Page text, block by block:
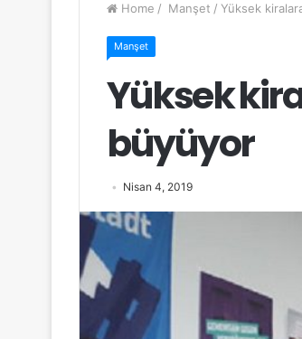
Home / Manşet / Yüksek
Manşet
Yüksek
büyüyor
Nisan 4, 2019